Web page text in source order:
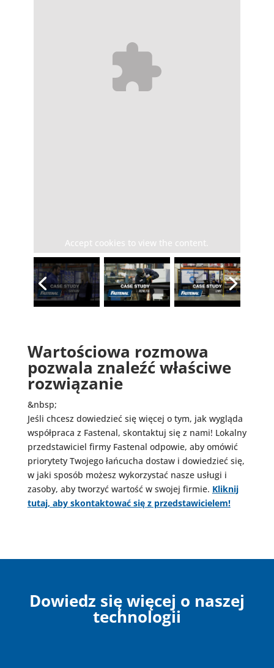
Accept cookies to view the content.
Wartościowa rozmowa
pozwala znaleźć właściwe
rozwiązanie
&nbsp;
Jeśli chcesz dowiedzieć się więcej o tym, jak wygląda
współpraca z Fastenal, skontaktuj się z nami! Lokalny
przedstawiciel firmy Fastenal odpowie, aby omówić
priorytety Twojego łańcucha dostaw i dowiedzieć się,
w jaki sposób możesz wykorzystać nasze usługi i
zasoby, aby tworzyć wartość w swojej firmie. Kliknij
tutaj, aby skontaktować się z przedstawicielem!
Dowiedz się więcej o naszej
technologii